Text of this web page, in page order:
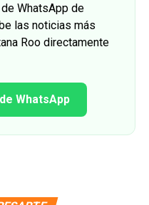
WhatsApp de
las noticias más
Roo directamente
WhatsApp